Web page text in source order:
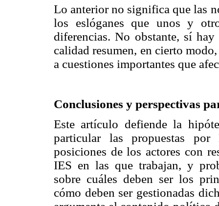
Lo anterior no significa que las
los eslóganes que unos y
diferencias. No obstante, sí
calidad resumen, en cierto
a cuestiones importantes que
Conclusiones y perspectivas
Este artículo defiende la
particular las propuestas
posiciones de los actores con
IES en las que trabajan, y
sobre cuáles deben ser los
cómo deben ser gestionadas